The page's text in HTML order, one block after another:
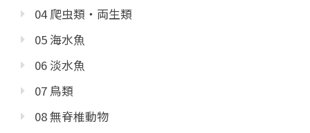
04 爬虫類・両生類
05 海水魚
06 淡水魚
07 鳥類
08 無脊椎動物